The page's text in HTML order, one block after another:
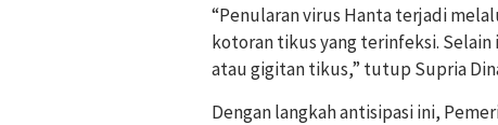
“Penularan virus Hanta terjadi
kotoran tikus yang terinfeksi.
atau gigitan tikus,” tutup Supria
Dengan langkah antisipasi ini,